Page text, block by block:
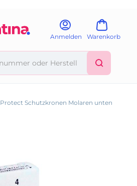
Anmelden Warenkorb
Protect Schutzkronen Molaren unten